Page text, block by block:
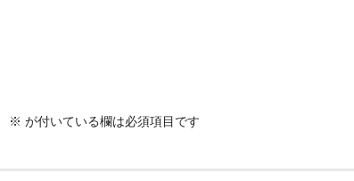
※ が付いている欄は必須項目です